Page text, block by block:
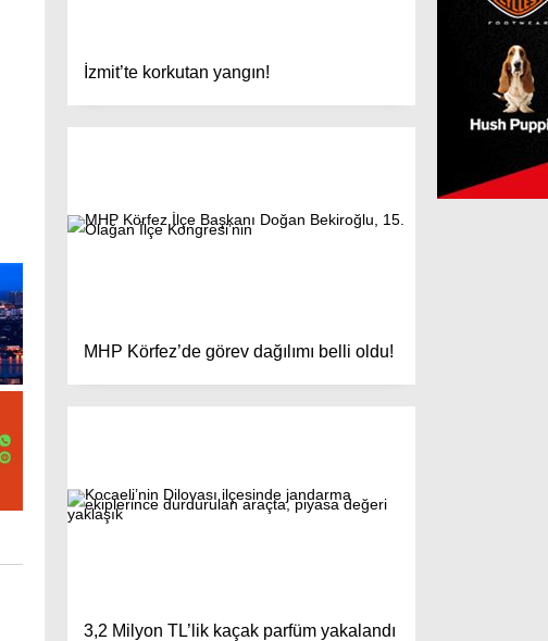
İzmit’te korkutan yangın!
MHP Körfez’de görev dağılımı belli oldu!
3,2 Milyon TL’lik kaçak parfüm yakalandı